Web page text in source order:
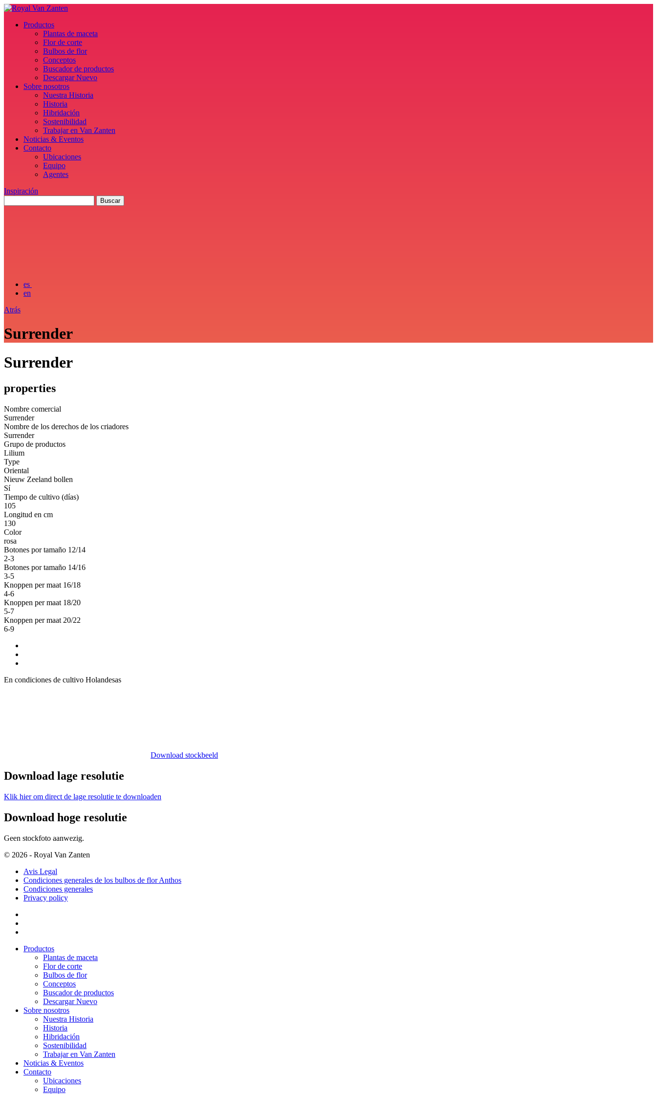
Productos
Plantas de maceta
Flor de corte
Bulbos de flor
Conceptos
Buscador de productos
Descargar Nuevo
Sobre nosotros
Nuestra Historia
Historia
Hibridación
Sostenibilidad
Trabajar en Van Zanten
Noticias & Eventos
Contacto
Ubicaciones
Equipo
Agentes
Inspiración
es
en
Atrás
Surrender
Surrender
properties
Nombre comercial
Surrender
Nombre de los derechos de los criadores
Surrender
Grupo de productos
Lilium
Type
Oriental
Nieuw Zeeland bollen
Sí
Tiempo de cultivo (días)
105
Longitud en cm
130
Color
rosa
Botones por tamaño 12/14
2-3
Botones por tamaño 14/16
3-5
Knoppen per maat 16/18
4-6
Knoppen per maat 18/20
5-7
Knoppen per maat 20/22
6-9
En condiciones de cultivo Holandesas
Download stockbeeld
Download lage resolutie
Klik hier om direct de lage resolutie te downloaden
Download hoge resolutie
Geen stockfoto aanwezig.
© 2026 - Royal Van Zanten
Avis Legal
Condiciones generales de los bulbos de flor Anthos
Condiciones generales
Privacy policy
Productos
Plantas de maceta
Flor de corte
Bulbos de flor
Conceptos
Buscador de productos
Descargar Nuevo
Sobre nosotros
Nuestra Historia
Historia
Hibridación
Sostenibilidad
Trabajar en Van Zanten
Noticias & Eventos
Contacto
Ubicaciones
Equipo